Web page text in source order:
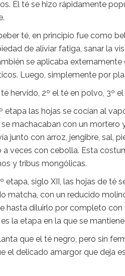
El té se hizo rápidamente
té, en principio fue como
de aliviar fatiga, sanar la
se aplicaba
Luego, simplemente por
hervido, 2º el té en polvo, 3º
etapa las hojas se cocían al
se machacaban con un mortero
junto con arroz, jengibre, sal,
a veces con cebolla. Esta
y tribus mongólicas.
etapa, siglo XII, las hojas de té
matcha, con un reducido
hasta diluirlo por completo con
la etapa en la que se
que el té negro, pero sin
el delicado amargor que deja